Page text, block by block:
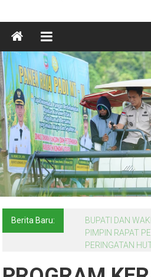
Berita Baru:
BUPATI DAN
PIMPIN RAPAT
PERINGATAN